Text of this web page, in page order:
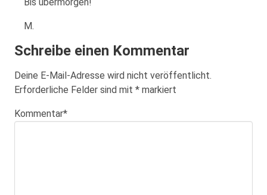
M.
Schreibe einen Kommentar
Deine E-Mail-Adresse wird nicht veröffentlicht.
Erforderliche Felder sind mit * markiert
Kommentar*